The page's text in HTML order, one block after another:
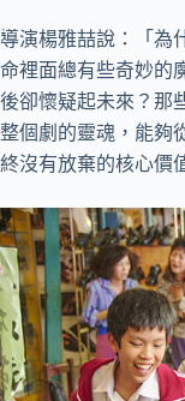
導演楊雅喆說：「為
命裡面總有些奇妙的
後卻懷疑起未來？那
整個劇的靈魂，能夠
終沒有放棄的核心價